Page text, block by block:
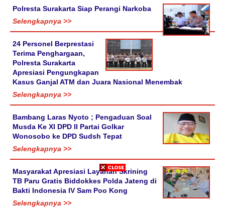
Polresta Surakarta Siap Perangi Narkoba
Selengkapnya >>
24 Personel Berprestasi
Terima Penghargaan,
Polresta Surakarta
Apresiasi Pengungkapan
Kasus Ganjal ATM dan Juara Nasional Menembak
Selengkapnya >>
Bambang Laras Nyoto ; Pengaduan Soal
Musda Ke XI DPD II Partai Golkar
Wonosobo ke DPD Sudsh Tepat
Selengkapnya >>
Masyarakat Apresiasi Layanan Skrining
TB Paru Gratis Biddokkes Polda Jateng di
Bakti Indonesia IV Sam Poo Kong
Selengkapnya >>